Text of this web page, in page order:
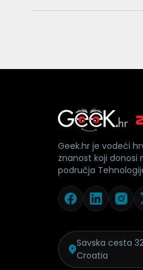
Geek.hr je vodeći
znanost koji donosi
područja
Savska cesta
Croatia